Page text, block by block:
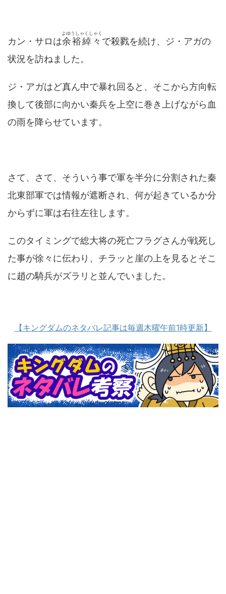
カン・サロは余裕綽々
よゆうしゃくしゃく
で殺戮を続け、ジ・アガの
状況を訪ねました。
ジ・アガはど真ん中で暴れ回ると、そこから方向転
換して後部に向かい秦兵を上空に巻き上げながら血
の雨を降らせています。
さて、さて、そういう事で軍を半分に分割された秦
北東部軍では情報が遮断され、何が起きているか分
からずに軍は右往左往します。
このタイミングで総大将の死亡フラグさんが戦死し
た事が徐々に伝わり、チラッと崖の上を見るとそこ
に趙の騎兵がズラリと並んでいました。
【キングダムのネタバレ記事は毎週木曜午前1時更新】